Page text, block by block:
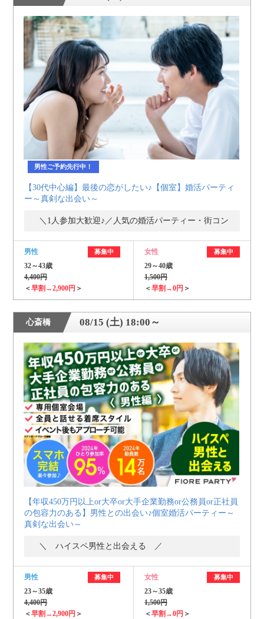
男性ご予約先行中！
【30代中心編】最後の恋がしたい♪【個室】婚活パーティ
ー～真剣な出会い～
＼1人参加大歓迎♪／人気の婚活パーティー・街コン
男性 募集中
32～43歳
4,400円
＜早割→2,900円 ＞
女性 募集中
29～40歳
1,500円
＜早割→0円 ＞
心斎橋 08/15 (土) 18:00～
【年収450万円以上or大卒or大手企業勤務or公務員or正社員
の包容力のある】男性との出会い♪個室婚活パーティー～
真剣な出会い～
＼ ハイスペ男性と出会える ／
男性 募集中
23～35歳
4,400円
＜早割→2,900円 ＞
女性 募集中
23～35歳
1,500円
＜早割→0円 ＞